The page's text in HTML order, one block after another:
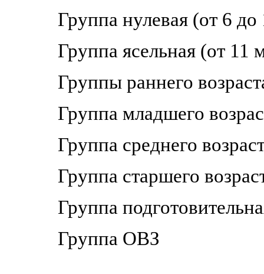
Группа нулевая (от 6
Группа ясельная (от 11
Группы раннего
Группа младшего
Группа среднего
Группа старшего
Группа
Группа ОВЗ